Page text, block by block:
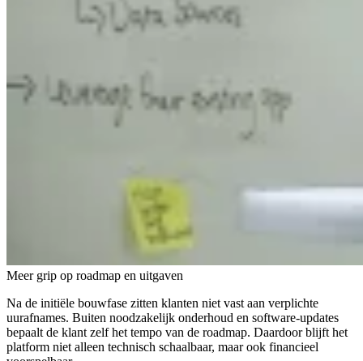
Meer grip op roadmap en uitgaven
Na de initiële bouwfase zitten klanten niet vast aan verplichte
uurafnames. Buiten noodzakelijk onderhoud en software-updates
bepaalt de klant zelf het tempo van de roadmap. Daardoor blijft het
platform niet alleen technisch schaalbaar, maar ook financieel